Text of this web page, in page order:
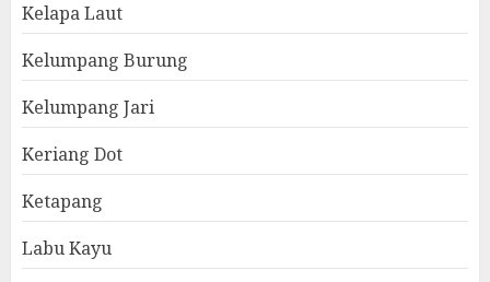
Kelapa Laut
Kelumpang Burung
Kelumpang Jari
Keriang Dot
Ketapang
Labu Kayu